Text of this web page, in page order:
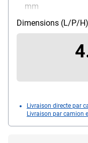
mm
Fixation :
Verrouillage : 3
Dimensions (L/P/
Livraison directe par
Livraison par camion